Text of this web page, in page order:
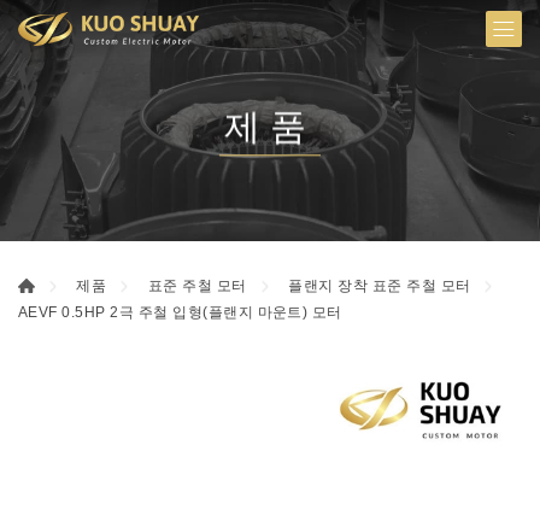
제품
제품 표준 주철 모터
플랜지 장착 표준 주철 모터
AEVF 0.5HP 2극 주철 입형(플랜지 마운트) 모터